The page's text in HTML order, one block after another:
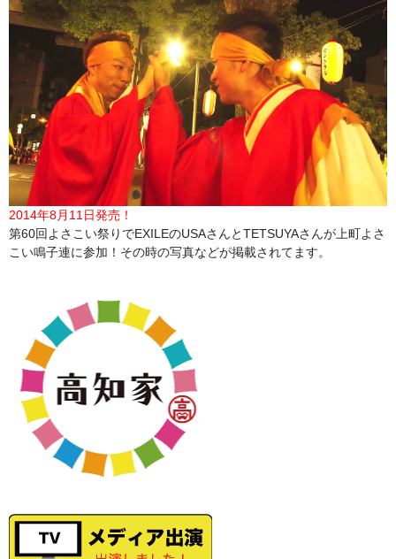
2014年8月11日発売！
第60回よさこい祭りでEXILEのUSAさんとTETSUYAさんが上町よさ
こい鳴子連に参加！その時の写真などが掲載されてます。